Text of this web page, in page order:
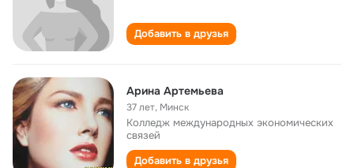
Добавить в друзья
Арина Артемьева
37 лет, Минск
Колледж международных экономических
связей
Добавить в друзья